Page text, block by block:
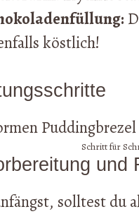
köstlich!
Schritt für
und
solltest du